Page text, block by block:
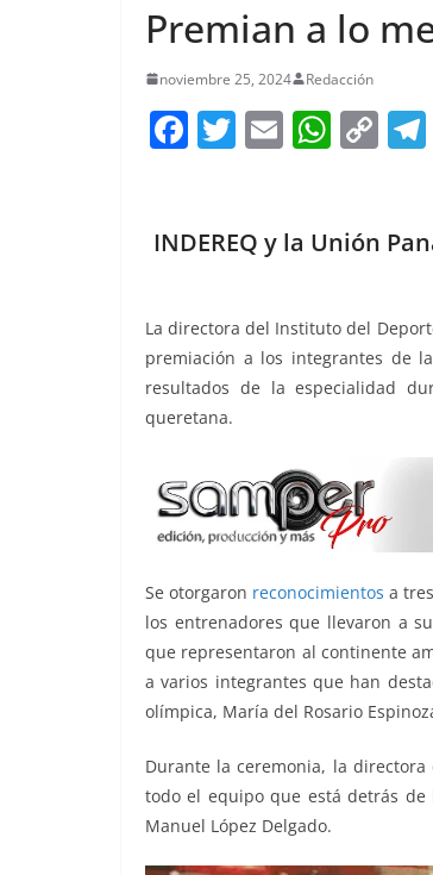
Premian a lo
noviembre 25, 2024 Redacción
F
a
e
o
o
k
T
w
er
E
m
l
W
h
s
p
p
C
o
y
n
k
INDEREQ y la Unión
La directora del Instituto del
premiación a los integrantes de
resultados de la especialidad
queretana.
Se otorgaron reconocimientos a
los entrenadores que llevaron a
que representaron al continente
a varios integrantes que han
olímpica, María del Rosario
Durante la ceremonia, la
todo el equipo que está detrás de
Manuel López Delgado.